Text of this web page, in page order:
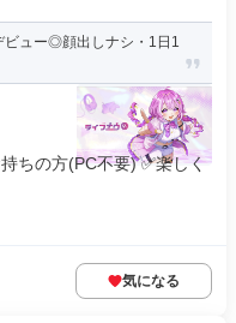
ビュー◎顔出しナシ・1日1
ちの方(PC不要) ✅楽しく
気になる